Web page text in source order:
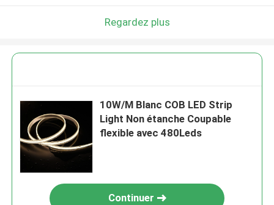
Regardez plus
10W/M Blanc COB LED Strip
Light Non étanche Coupable
flexible avec 480Leds
Continuer